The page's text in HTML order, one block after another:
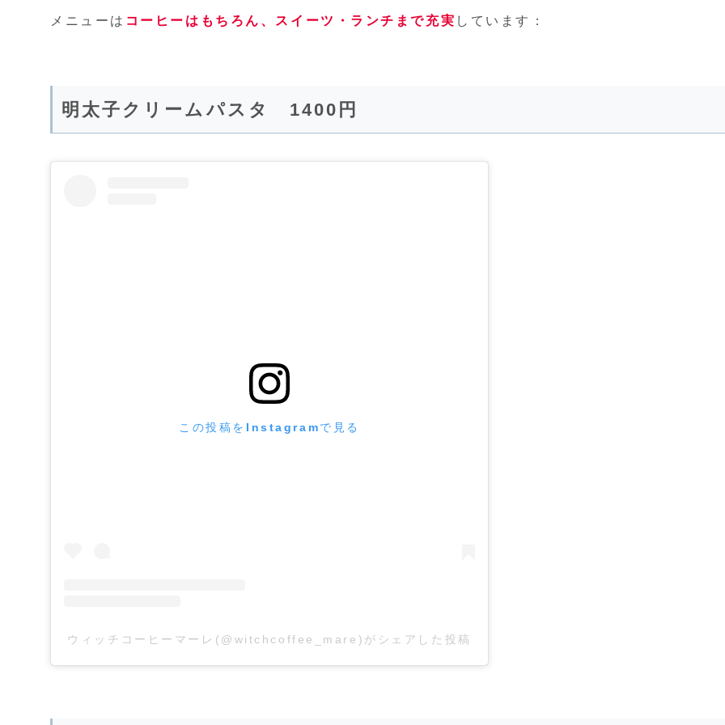
メニューは コーヒーはもちろん、スイーツ・ランチまで充実 しています：
明太子クリームパスタ 1400円
この投稿をInstagramで見る
ウィッチコーヒーマーレ(@witchcoffee_mare)がシェアした投稿